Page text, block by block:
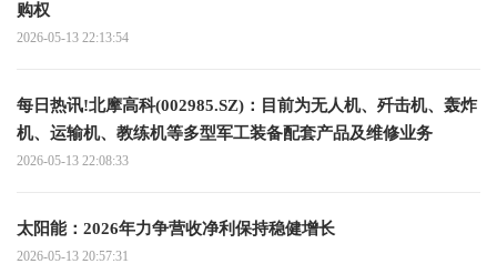
购权
2026-05-13 22:13:54
每日热讯!北摩高科(002985.SZ)：目前为无人机、歼击机、轰炸
机、运输机、教练机等多型军工装备配套产品及维修业务
2026-05-13 22:08:33
太阳能：2026年力争营收净利保持稳健增长
2026-05-13 20:57:31